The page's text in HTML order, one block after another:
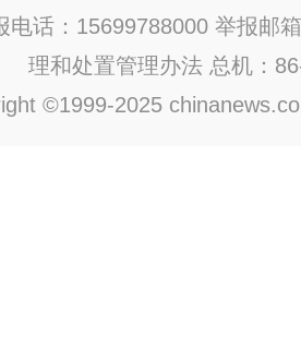
电话：15699788000 举报邮
理和处置管理办法 总机：
©1999-2025